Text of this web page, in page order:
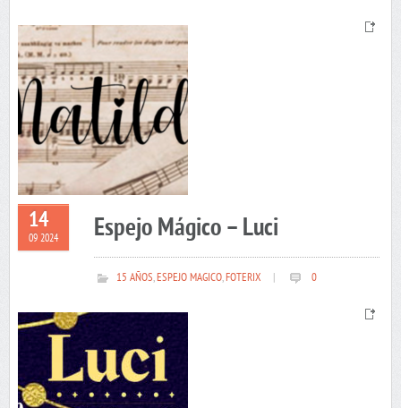
14
09 2024 Espejo Mágico – Luci
15 AÑOS,ESPEJO MAGICO,FOTERIX 0